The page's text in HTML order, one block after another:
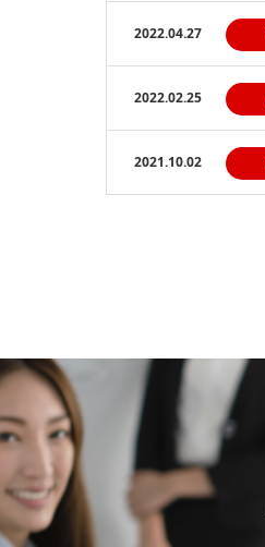
2022.04.27
2022.02.25
2021.10.02